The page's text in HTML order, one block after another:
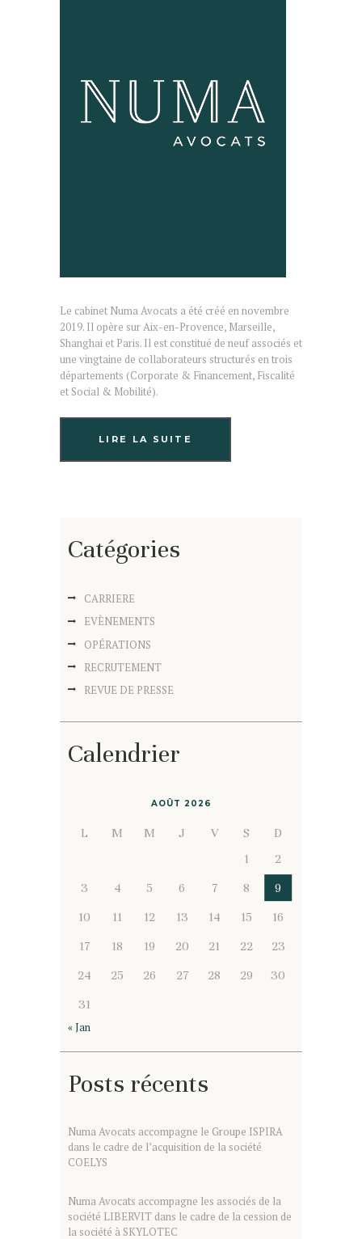
Le cabinet Numa Avocats a été créé en novembre
2019. Il opère sur Aix-en-Provence, Marseille,
Shanghai et Paris. Il est constitué de neuf associés et
une vingtaine de collaborateurs structurés en trois
départements (Corporate & Financement, Fiscalité
et Social & Mobilité).
LIRE LA SUITE
Catégories
CARRIERE
EVÈNEMENTS
OPÉRATIONS
RECRUTEMENT
REVUE DE PRESSE
Calendrier
AOÛT 2026
L M M J V S
D
1
2
3
4 5 6 7 8
9
10
11 12 13 14 15
16
17
18 19 20 21 22
23
24
25 26 27 28 29
30
31
« Jan
Posts récents
Numa Avocats accompagne le Groupe ISPIRA
dans le cadre de l’acquisition de la société
COELYS
Numa Avocats accompagne les associés de la
société LIBERVIT dans le cadre de la cession de
la société à SKYLOTEC